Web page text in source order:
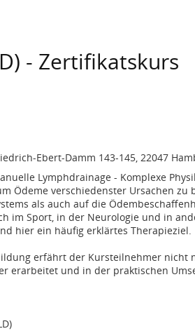
- Zertifikatskurs
Ebert-Damm 143-145, 22047
Lymphdrainage - Komplexe
Ödeme verschiedenster Ursachen
als auch auf die
im Sport, in der Neurologie und in
hier ein häufig erklärtes Therapieziel.
erfährt der Kursteilnehmer
erarbeitet und in der praktischen